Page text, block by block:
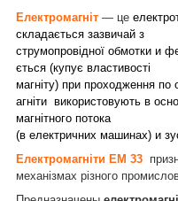
Електромагніт — це
складається зазвичай з
струмопровідної обмотки и
ється (купує властивості
магніту) при проходження по
агніти використовують в
магнітного потока
(в електричних машинах) и
Електромагніти ЕМ 33
механізмах різного